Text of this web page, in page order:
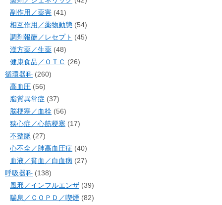
副作用／薬害 (41)
相互作用／薬物動態 (54)
調剤報酬／レセプト (45)
漢方薬／生薬 (48)
健康食品／ＯＴＣ (26)
循環器科 (260)
高血圧 (56)
脂質異常症 (37)
脳梗塞／血栓 (56)
狭心症／心筋梗塞 (17)
不整脈 (27)
心不全／肺高血圧症 (40)
血液／貧血／白血病 (27)
呼吸器科 (138)
風邪／インフルエンザ (39)
喘息／ＣＯＰＤ／喫煙 (82)